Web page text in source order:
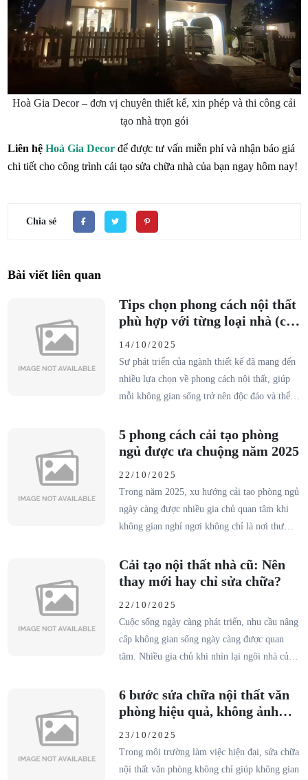
Hoà Gia Decor – đơn vị chuyên thiết kế, xin phép và thi công cải
tạo nhà trọn gói
Liên hệ Hoà Gia Decor để được tư vấn miễn phí và nhận báo giá
chi tiết cho công trình cải tạo sửa chữa nhà của bạn ngay hôm nay!
Chia sẻ
Bài viết liên quan
Tips chọn phong cách nội thất
phù hợp với từng loại nhà (căn
14/10/2025
Sự phát triển của ngành thiết kế đã mang đến
nhiều lựa chọn về phong cách nội thất, giúp
mỗi không gian sống trở nên độc đáo và thể
vô vàn xu hướng, việc xác định phong cách
nội thất phù hợp với từng loại nhà – căn hộ,
những xu hướng nổi bật và bí quyết chọn
phong cách thiết kế chuẩn gu, bền đẹp theo
thời gian.
5 phong cách cải tạo phòng
ngủ được ưa chuộng năm 2025
22/10/2025
Trong năm 2025, xu hướng cải tạo phòng ngủ
ngày càng được nhiều gia chủ quan tâm khi
không gian nghỉ ngơi không chỉ là nơi thư
của chủ nhân. Bằng việc áp dụng các phong
cách thiết kế hiện đại, tinh tế và phù hợp, bạn
ngày.
Cải tạo nội thất nhà cũ: Nên
thay mới hay chỉ sửa chữa?
22/10/2025
Cuộc sống ngày càng phát triển, nhu cầu nâng
cấp không gian sống ngày càng được quan
tâm. Nhiều gia chủ khi nhìn lại ngôi nhà của
khoăn: nên thay mới hoàn toàn hay chỉ cải tạo
nội thất nhà cũ để tiết kiệm chi phí?
6 bước sửa chữa nội thất văn
phòng hiệu quả, không ảnh
23/10/2025
Trong môi trường làm việc hiện đại, sửa chữa
nội thất văn phòng không chỉ giúp không gian